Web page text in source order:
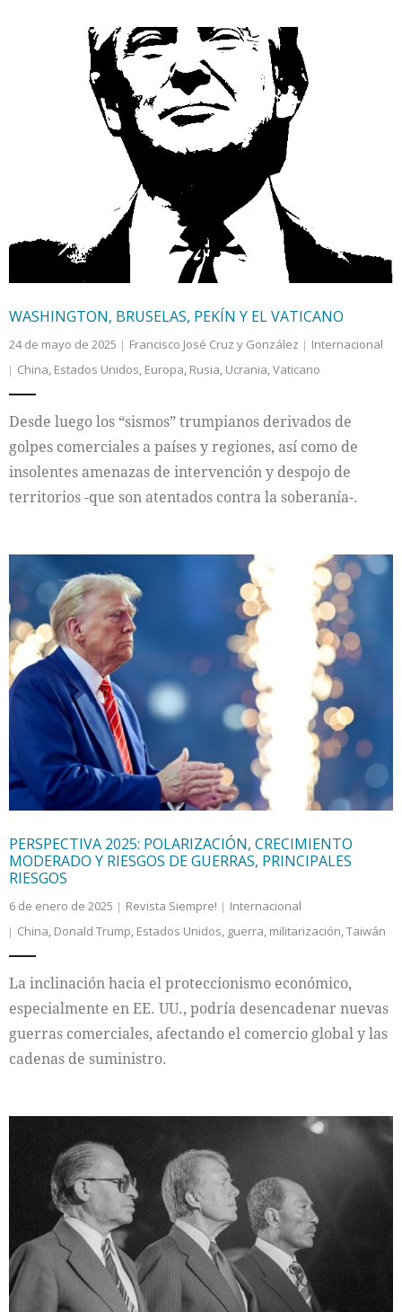
WASHINGTON, BRUSELAS, PEKÍN Y EL VATICANO
24 de mayo de 2025 Francisco José Cruz y González
Internacional
China, Estados Unidos, Europa, Rusia, Ucrania,Vaticano
Desde luego los “sismos” trumpianos derivados de
golpes comerciales a países y regiones, así como de
insolentes amenazas de intervención y despojo de
territorios -que son atentados contra la soberanía-.
PERSPECTIVA 2025: POLARIZACIÓN, CRECIMIENTO
MODERADO Y RIESGOS DE GUERRAS, PRINCIPALES
RIESGOS
6 de enero de 2025 Revista Siempre!
Internacional
China, Donald Trump, Estados Unidos, guerra, militarización,Taiwán
La inclinación hacia el proteccionismo económico,
especialmente en EE. UU., podría desencadenar nuevas
guerras comerciales, afectando el comercio global y las
cadenas de suministro.